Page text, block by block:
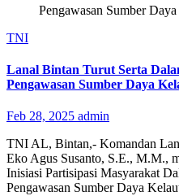
Pengawasan Sumber
TNI
Lanal Bintan Turut Serta
Pengawasan Sumber Daya
Feb 28, 2025 admin
TNI AL, Bintan,- Komandan
Eko Agus Susanto, S.E., M.M.,
Inisiasi Partisipasi Masyarakat
Pengawasan Sumber Daya